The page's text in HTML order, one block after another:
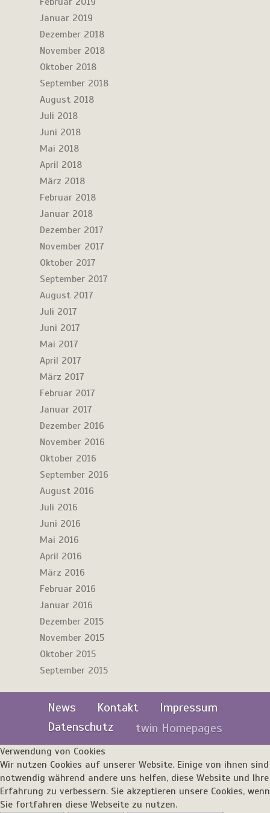
Januar 2019
Dezember 2018
November 2018
Oktober 2018
September 2018
August 2018
Juli 2018
Juni 2018
Mai 2018
April 2018
März 2018
Februar 2018
Januar 2018
Dezember 2017
November 2017
Oktober 2017
September 2017
August 2017
Juli 2017
Juni 2017
Mai 2017
April 2017
März 2017
Februar 2017
Januar 2017
Dezember 2016
November 2016
Oktober 2016
September 2016
August 2016
Juli 2016
Juni 2016
Mai 2016
April 2016
März 2016
Februar 2016
Januar 2016
Dezember 2015
November 2015
Oktober 2015
September 2015
News Kontakt
Impressum
Datenschutz
twin Homepages
Verwendung von Cookies
Wir nutzen Cookies auf unserer Website. Einige von ihnen sind
notwendig während andere uns helfen, diese Website und Ihre
Erfahrung zu verbessern. Sie akzeptieren unsere Cookies, wenn
Sie fortfahren diese Webseite zu nutzen.